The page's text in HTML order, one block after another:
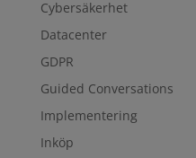
Cybersäkerhet
Datacenter
GDPR
Guided Conversations
Implementering
Inköp